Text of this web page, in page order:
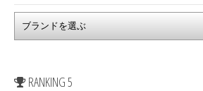
RANKING 5